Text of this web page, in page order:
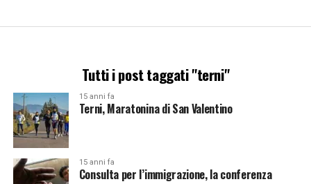
Tutti i post taggati "terni"
15 anni fa
Terni, Maratonina di San Valentino
15 anni fa
Consulta per l’immigrazione, la conferenza